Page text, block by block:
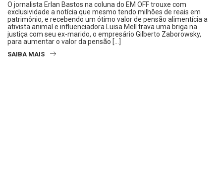
O jornalista Erlan Bastos na coluna do EM OFF trouxe com
exclusividade a notícia que mesmo tendo milhões de reais em
patrimônio, e recebendo um ótimo valor de pensão alimentícia a
ativista animal e influenciadora Luisa Mell trava uma briga na
justiça com seu ex-marido, o empresário Gilberto Zaborowsky,
para aumentar o valor da pensão […]
SAIBA MAIS